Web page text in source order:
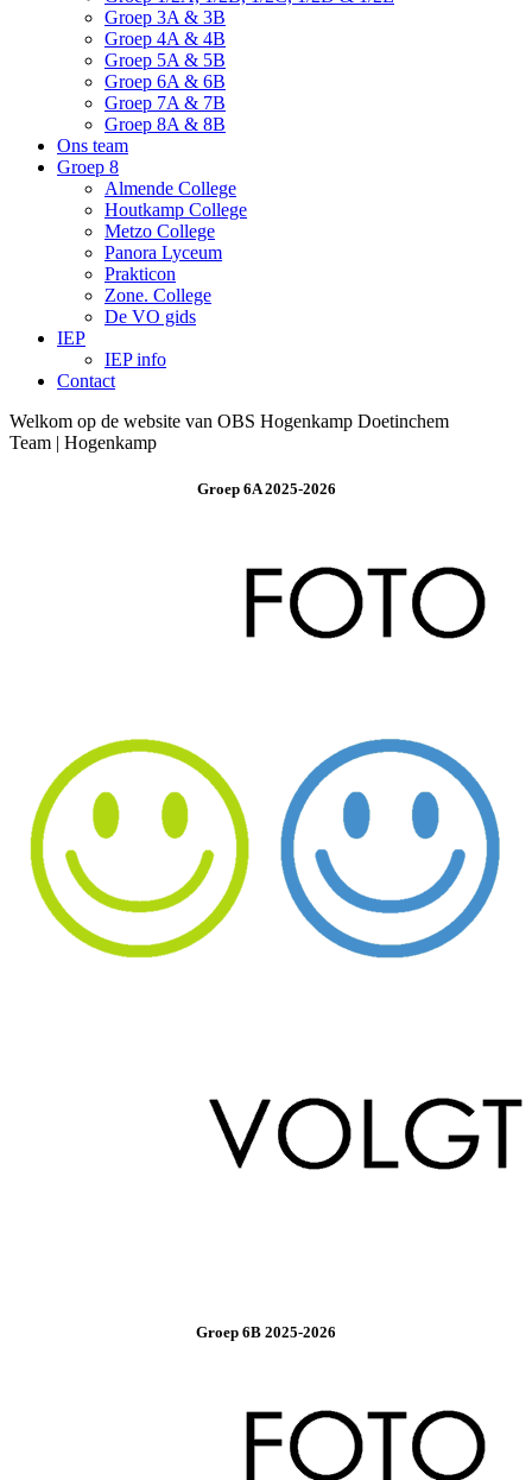
Groep 3A & 3B
Groep 4A & 4B
Groep 5A & 5B
Groep 6A & 6B
Groep 7A & 7B
Groep 8A & 8B
Ons team
Groep 8
Almende College
Houtkamp College
Metzo College
Panora Lyceum
Prakticon
Zone. College
De VO gids
IEP
IEP info
Contact
Welkom op de website van OBS Hogenkamp Doetinchem
Team | Hogenkamp
Groep 6A 2025-2026
Groep 6B 2025-2026